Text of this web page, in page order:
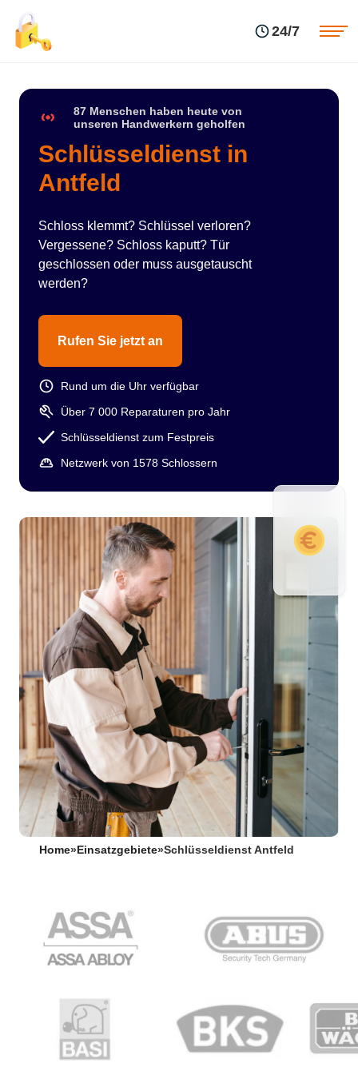
24/7
87 Menschen haben heute von
unseren Handwerkern geholfen
Schlüsseldienst in
Antfeld
Schloss klemmt? Schlüssel verloren?
Vergessene? Schloss kaputt? Tür
geschlossen oder muss ausgetauscht
werden?
Rufen Sie jetzt an
Rund um die Uhr verfügbar
Über 7 000 Reparaturen pro Jahr
Schlüsseldienst zum Festpreis
Netzwerk von 1578 Schlossern
Home» Einsatzgebiete»Schlüsseldienst Antfeld